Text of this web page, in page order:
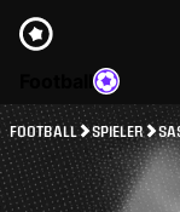
FOOTBALL SPIELER